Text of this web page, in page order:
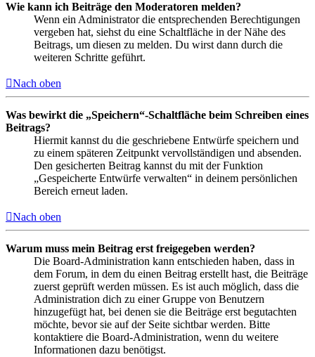
Wie kann ich Beiträge den Moderatoren melden?
Wenn ein Administrator die entsprechenden Berechtigungen
vergeben hat, siehst du eine Schaltfläche in der Nähe des
Beitrags, um diesen zu melden. Du wirst dann durch die
weiteren Schritte geführt.
Nach oben
Was bewirkt die „Speichern“-Schaltfläche beim Schreiben eines
Beitrags?
Hiermit kannst du die geschriebene Entwürfe speichern und
zu einem späteren Zeitpunkt vervollständigen und absenden.
Den gesicherten Beitrag kannst du mit der Funktion
„Gespeicherte Entwürfe verwalten“ in deinem persönlichen
Bereich erneut laden.
Nach oben
Warum muss mein Beitrag erst freigegeben werden?
Die Board-Administration kann entschieden haben, dass in
dem Forum, in dem du einen Beitrag erstellt hast, die Beiträge
zuerst geprüft werden müssen. Es ist auch möglich, dass die
Administration dich zu einer Gruppe von Benutzern
hinzugefügt hat, bei denen sie die Beiträge erst begutachten
möchte, bevor sie auf der Seite sichtbar werden. Bitte
kontaktiere die Board-Administration, wenn du weitere
Informationen dazu benötigst.